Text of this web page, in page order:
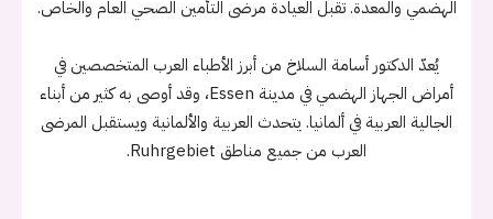
الهضمي والمعدة. تقبل العيادة مرضى التأمين الصحي العام والخاص.
يُعدّ الدكتور أسامة السلاخ من أبرز الأطباء العرب المتخصصين في
أمراض الجهاز الهضمي في مدينة Essen، وقد أوصى به كثير من أبناء
الجالية العربية في ألمانيا. يتحدث العربية والألمانية ويستقبل المرضى
العرب من جميع مناطق Ruhrgebiet.